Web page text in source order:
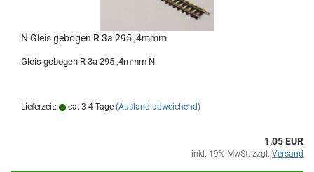
N Gleis gebogen R 3a 295 ,4mmm
Gleis gebogen R 3a 295 ,4mmm N
Lieferzeit: ca. 3-4 Tage (Ausland abweichend)
1,05 EUR
inkl. 19% MwSt. zzgl. Versand